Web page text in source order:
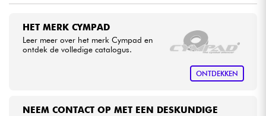
HiFi
Sets
HET MERK CYMPAD
Leer meer over het merk Cympad en
ontdek de volledige catalogus.
ONTDEKKEN
NEEM CONTACT OP MET EEN DESKUNDIGE